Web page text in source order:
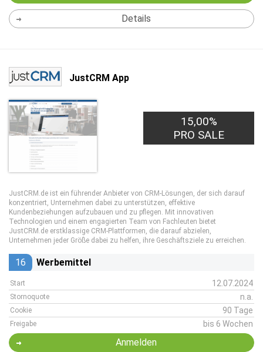
Details
JustCRM App
15,00%
PRO SALE
JustCRM.de ist ein führender Anbieter von CRM-Lösungen, der sich darauf
konzentriert, Unternehmen dabei zu unterstützen, effektive
Kundenbeziehungen aufzubauen und zu pflegen. Mit innovativen
Technologien und einem engagierten Team von Fachleuten bietet
JustCRM.de erstklassige CRM-Plattformen, die darauf abzielen,
Unternehmen jeder Größe dabei zu helfen, ihre Geschäftsziele zu erreichen.
16 Werbemittel
Start 12.07.2024
Stornoquote n.a.
Cookie 90 Tage
Freigabe bis 6 Wochen
Anmelden